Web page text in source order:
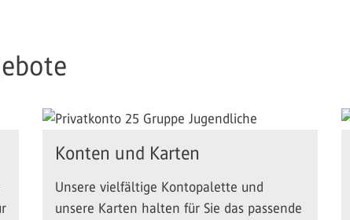
Konten und Karten
Unsere vielfältige Kontopalette und
unsere Karten halten für Sie das passende